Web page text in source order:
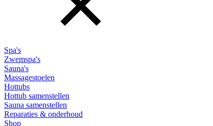
Spa's
Zwemspa's
Sauna's
Massagestoelen
Hottubs
Hottub samenstellen
Sauna samenstellen
Reparaties & onderhoud
Shop